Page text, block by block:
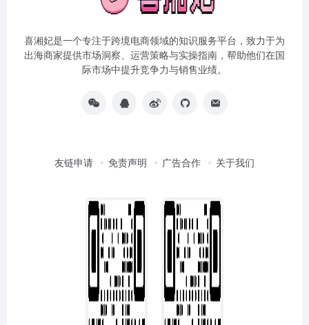
喜湘妃是一个专注于跨境电商领域的知识服务平台，致力于为
出海商家提供市场洞察、运营策略与实操指南，帮助他们在国
际市场中提升竞争力与销售业绩。
友链申请 免责声明 广告合作 关于我们